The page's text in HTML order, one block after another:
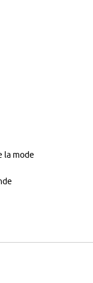
la mode